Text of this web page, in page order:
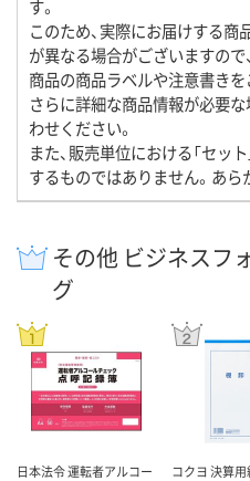
す。
このため、実際にお届けする
が異なる場合がございますの
商品の商品ラベルや注意書きを
さらに詳細な商品情報が必要
わせください。
また、販売単位における「セッ
するものではありません。あら
その他 ビジネスフ
グ
日本法令 運転者アルコー
コクヨ 決算